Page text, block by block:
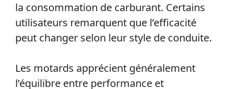
la consommation de carburant. Certains
utilisateurs remarquent que l’efficacité
peut changer selon leur style de conduite.
Les motards apprécient généralement
l’équilibre entre performance et